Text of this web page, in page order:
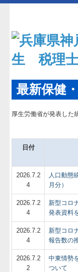
トップページ
お知らせ
事務所紹介
経営理念
交通案内
業務案内
リンク集
お問合せ
病院・診療所の皆様へ
補助金・助成金・融
関与先向け融資商品
最新保健
厚生労働省が発表した
日付
2026.7.2
4
人口動態
月分）
2026.7.2
4
新型コロ
発表資料
2026.7.2
4
新型コロ
報告数の
2026.7.2
2
中東情勢
ついて